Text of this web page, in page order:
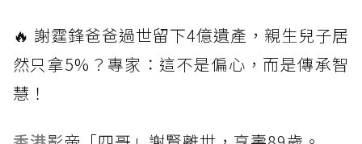
🔥 謝霆鋒爸爸過世留下4億遺產，親生兒子居
然只拿5%？專家：這不是偏心，而是傳承智
慧！